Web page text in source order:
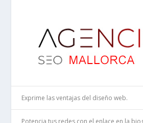
Exprime las ventajas del diseño web.
Potencia tus redes con el enlace en la